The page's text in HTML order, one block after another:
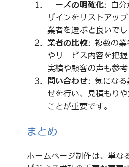
ニーズの明確化: 自分
ザインをリストアッ
業者を選ぶと良いでし
業者の比較: 複数の業
やサービス内容を把握
実績や顧客の声も参考
問い合わせ: 気になる
せを行い、見積もり
ことが重要です。
まとめ
ホームページ制作は、単な